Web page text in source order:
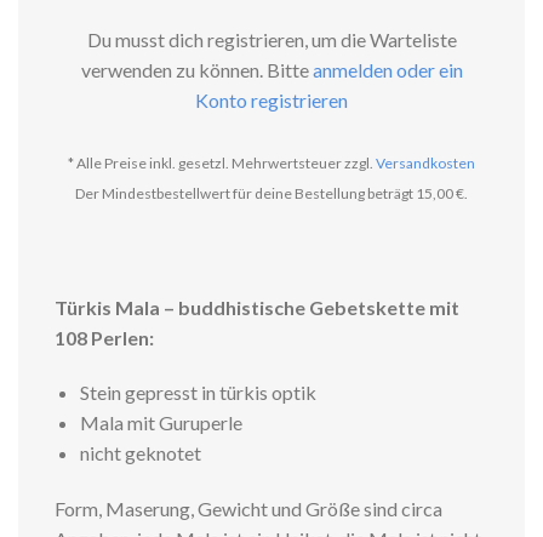
Du musst dich registrieren, um die Warteliste
verwenden zu können. Bitteanmelden oder ein
Konto registrieren
* Alle Preise inkl. gesetzl. Mehrwertsteuer zzgl. Versandkosten
Der Mindestbestellwert für deine Bestellung beträgt 15,00 €.
Türkis Mala – buddhistische Gebetskette mit
108 Perlen:
Stein gepresst in türkis optik
Mala mit Guruperle
nicht geknotet
Form, Maserung, Gewicht und Größe sind circa